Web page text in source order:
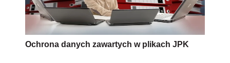
Ochrona danych zawartych w plikach JPK